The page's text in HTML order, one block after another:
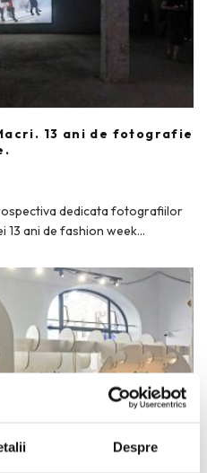
Despre
13 ani de fotografie
dedicata fotografiilor
13 ani de fashion week...